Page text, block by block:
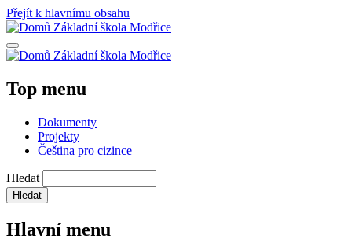
Přejít k hlavnímu obsahu
Základní škola Modřice
Základní škola Modřice
Top menu
Dokumenty
Projekty
Čeština pro cizince
Hledat
Hlavní menu